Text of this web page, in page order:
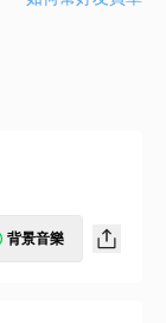
背景音樂